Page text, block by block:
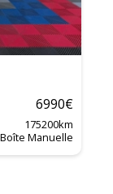
6990€
175200km
Boîte Manuelle